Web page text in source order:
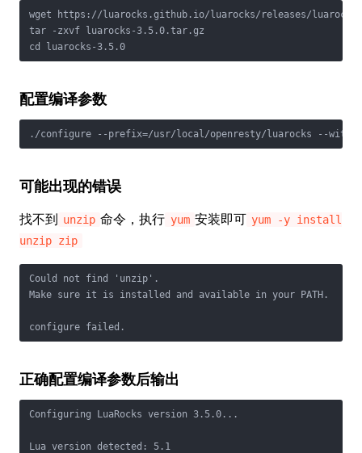
wget https://luarocks.github.io/luarocks/releases/
tar -zxvf luarocks-3.5.0.tar.gz
cd luarocks-3.5.0
配置编译参数
./configure --prefix=/usr/local/openresty/luarocks --
可能出现的错误
找不到 unzip 命令，执行 yum 安装即可 yum -y install
unzip zip
Could not find 'unzip'.
Make sure it is installed and available in your PATH.
configure failed.
正确配置编译参数后输出
Configuring LuaRocks version 3.5.0...
Lua version detected: 5.1